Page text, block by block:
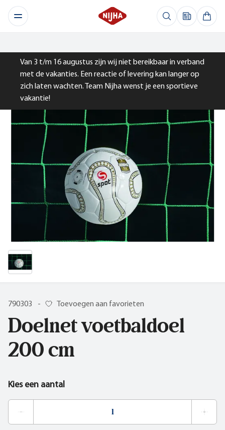
Van 3 t/m 16 augustus zijn wij niet bereikbaar in verband
met de vakanties. Een reactie of levering kan langer op
zich laten wachten. Team Nijha wenst je een sportieve
vakantie!
790303 - Toevoegen aan favorieten
Doelnet voetbaldoel
200 cm
Kies een aantal